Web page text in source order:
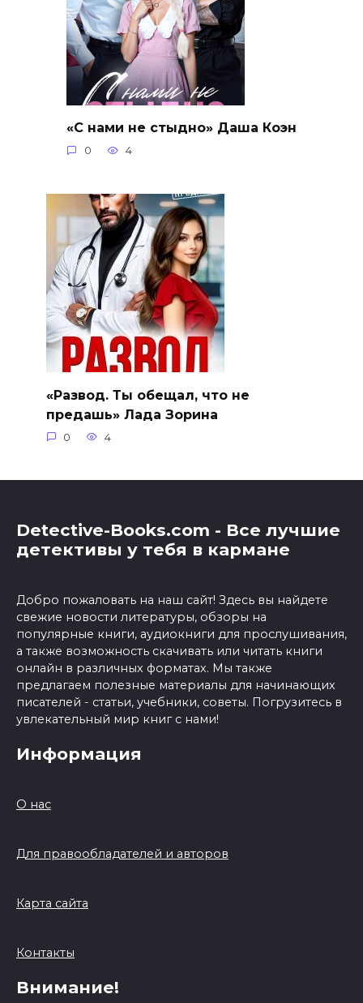
«С нами не стыдно» Даша Коэн
0 4
«Развод. Ты обещал, что не
предашь» Лада Зорина
0 4
Detective-Books.com - Все лучшие
детективы у тебя в кармане
Добро пожаловать на наш сайт! Здесь вы найдете
свежие новости литературы, обзоры на
популярные книги, аудиокниги для прослушивания,
а также возможность скачивать или читать книги
онлайн в различных форматах. Мы также
предлагаем полезные материалы для начинающих
писателей - статьи, учебники, советы. Погрузитесь в
увлекательный мир книг с нами!
Информация
О нас
Для правообладателей и авторов
Карта сайта
Контакты
Внимание!